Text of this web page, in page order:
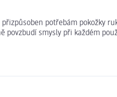
potřebám pokožky
smysly při každém